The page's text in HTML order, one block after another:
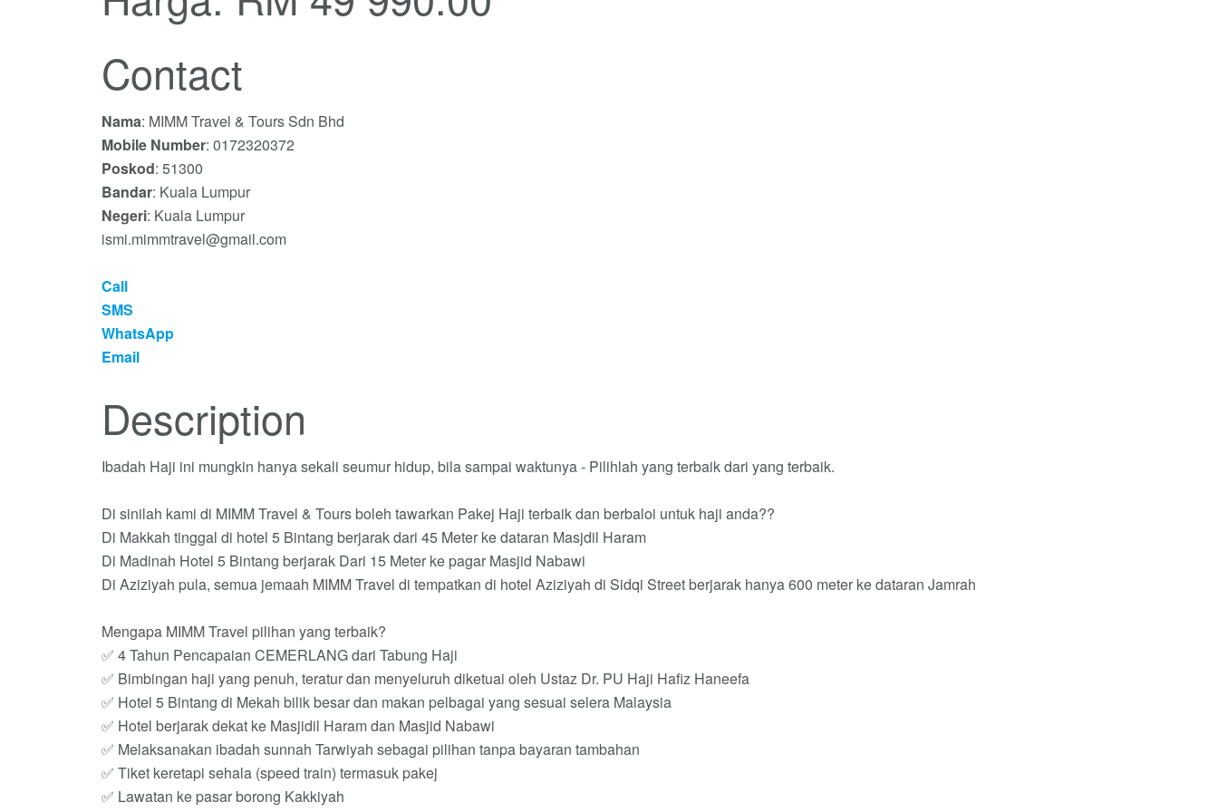
Contact
Nama: MIMM Travel & Tours Sdn Bhd
Mobile Number: 0172320372
Poskod: 51300
Bandar: Kuala Lumpur
Negeri: Kuala Lumpur
ismi.mimmtravel@gmail.com
Call
SMS
WhatsApp
Email
Description
Ibadah Haji ini mungkin hanya sekali seumur hidup, bila sampai waktunya - Pilihlah yang terbaik dari yang terbaik.
Di sinilah kami di MIMM Travel & Tours boleh tawarkan Pakej Haji terbaik dan berbaloi untuk haji anda??
Di Makkah tinggal di hotel 5 Bintang berjarak dari 45 Meter ke dataran Masjdil Haram
Di Madinah Hotel 5 Bintang berjarak Dari 15 Meter ke pagar Masjid Nabawi
Di Aziziyah pula, semua jemaah MIMM Travel di tempatkan di hotel Aziziyah di Sidqi Street berjarak hanya 600 meter ke dataran Jamrah
Mengapa MIMM Travel pilihan yang terbaik?
✅ 4 Tahun Pencapaian CEMERLANG dari Tabung Haji
✅ Bimbingan haji yang penuh, teratur dan menyeluruh diketuai oleh Ustaz Dr. PU Haji Hafiz Haneefa
✅ Hotel 5 Bintang di Mekah bilik besar dan makan pelbagai yang sesuai selera Malaysia
✅ Hotel berjarak dekat ke Masjidil Haram dan Masjid Nabawi
✅ Melaksanakan ibadah sunnah Tarwiyah sebagai pilihan tanpa bayaran tambahan
✅ Tiket keretapi sehala (speed train) termasuk pakej
✅ Lawatan ke pasar borong Kakkiyah